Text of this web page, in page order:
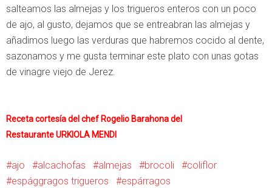
salteamos las almejas y los trigueros enteros con un poco
de ajo, al gusto, dejamos que se entreabran las almejas y
añadimos luego las verduras que habremos cocido al dente,
sazonamos y me gusta terminar este plato con unas gotas
de vinagre viejo de Jerez.
Receta cortesía del chef Rogelio Barahona del
RestauranteURKIOLA MENDI
ajo alcachofas almejas brocoli
coliflor
espággragos trigueros
espárragos